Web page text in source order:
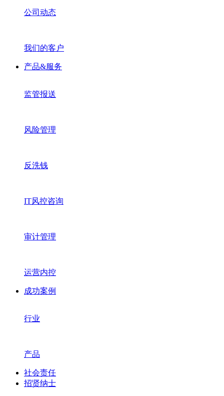
公司动态
我们的客户
产品&服务
监管报送
风险管理
反洗钱
IT风控咨询
审计管理
运营内控
成功案例
行业
产品
社会责任
招贤纳士